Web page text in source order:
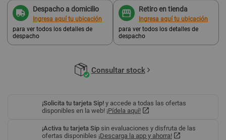
Despacho a domicilio
Ingresa aquí tu ubicación
para ver todos los detalles de
despacho
Retiro en tienda
Ingresa aquí tu ubicación
para ver todos los detalles de
despacho
Consultar stock
¡Solicita tu tarjeta Sip! y accede a todas las ofertas
disponibles en la web! ¡Pídela aquí!
¡Activa tu tarjeta Sip sin evaluaciones y disfruta de las
ofertas disponibles ¡Descarga la app y ahorra!